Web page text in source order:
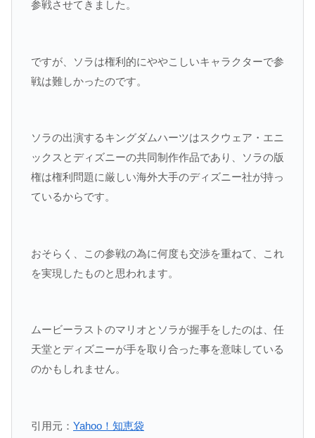
参戦させてきました。
ですが、ソラは権利的にややこしいキャラクターで参
戦は難しかったのです。
ソラの出演するキングダムハーツはスクウェア・エニ
ックスとディズニーの共同制作作品であり、ソラの版
権は権利問題に厳しい海外大手のディズニー社が持っ
ているからです。
おそらく、この参戦の為に何度も交渉を重ねて、これ
を実現したものと思われます。
ムービーラストのマリオとソラが握手をしたのは、任
天堂とディズニーが手を取り合った事を意味している
のかもしれません。
引用元： Yahoo！知恵袋